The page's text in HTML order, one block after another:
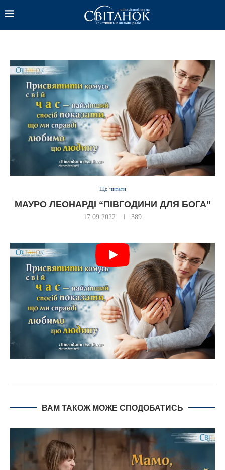
Що читати
МАУРО ЛЕОНАРДІ “ПІВГОДИНИ ДЛЯ БОГА”
17.09.2022 389
ВАМ ТАКОЖ МОЖЕ СПОДОБАТИСЬ